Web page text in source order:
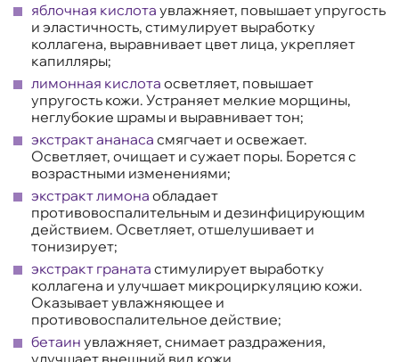
яблочная кислота увлажняет, повышает упругость
и эластичность, стимулирует выработку
коллагена, выравнивает цвет лица, укрепляет
капилляры;
лимонная кислота осветляет, повышает
упругость кожи. Устраняет мелкие морщины,
неглубокие шрамы и выравнивает тон;
экстракт ананаса смягчает и освежает.
Осветляет, очищает и сужает поры. Борется с
возрастными изменениями;
экстракт лимона обладает
противовоспалительным и дезинфицирующим
действием. Осветляет, отшелушивает и
тонизирует;
экстракт граната стимулирует выработку
коллагена и улучшает микроциркуляцию кожи.
Оказывает увлажняющее и
противовоспалительное действие;
бетаин увлажняет, снимает раздражения,